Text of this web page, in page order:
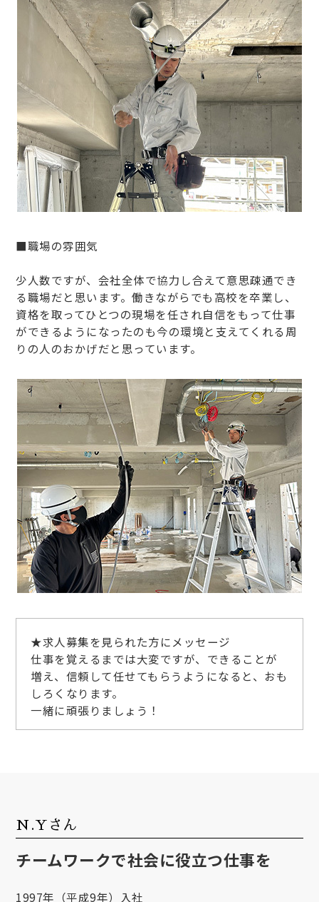
■職場の雰囲気
少人数ですが、会社全体で協力し合えて意思疎通でき
る職場だと思います。働きながらでも高校を卒業し、
資格を取ってひとつの現場を任され自信をもって仕事
ができるようになったのも今の環境と支えてくれる周
りの人のおかげだと思っています。
★求人募集を見られた方にメッセージ
仕事を覚えるまでは大変ですが、できることが
増え、信頼して任せてもらうようになると、おも
しろくなります。
一緒に頑張りましょう！
N.Yさん
チームワークで社会に役立つ仕事を
1997年（平成9年）入社